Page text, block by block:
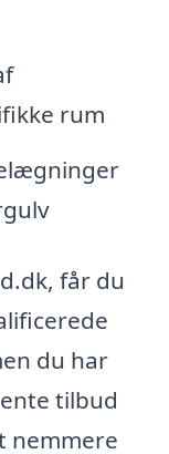
rum
får du
du har
tilbud
nemmere